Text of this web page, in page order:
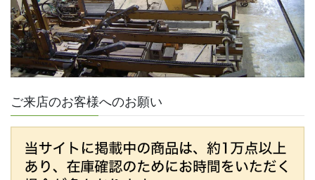
ご来店のお客様へのお願い